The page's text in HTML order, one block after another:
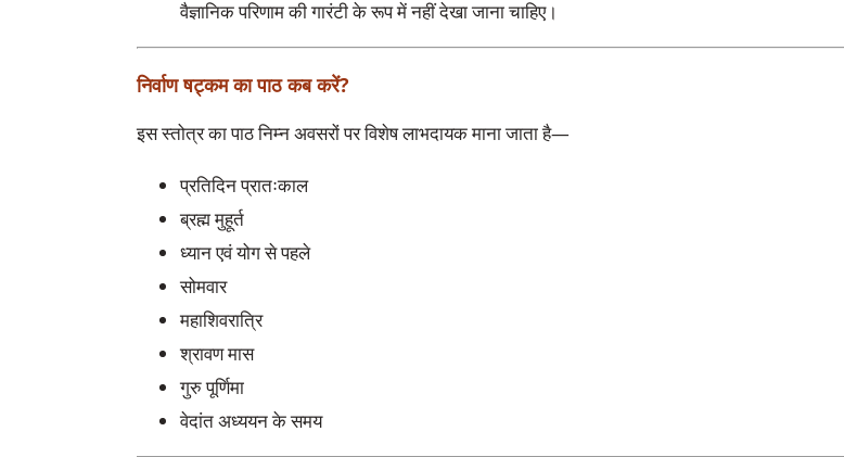
वैज्ञानिक परिणाम की गारंटी के रूप में नहीं देखा जाना चाहिए।
निर्वाण षट्कम का पाठ कब करें?
इस स्तोत्र का पाठ निम्न अवसरों पर विशेष लाभदायक माना जाता है—
प्रतिदिन प्रातःकाल
ब्रह्म मुहूर्त
ध्यान एवं योग से पहले
सोमवार
महाशिवरात्रि
श्रावण मास
गुरु पूर्णिमा
वेदांत अध्ययन के समय